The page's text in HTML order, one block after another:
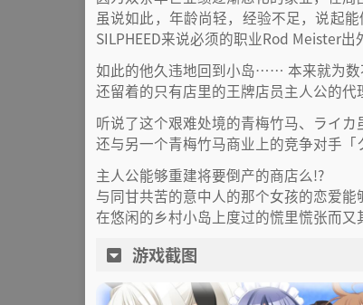
虽说如此，年龄尚轻，经验不足，说起
SILPHEED来说必须的职业Rod Meister出
如此的他久违地回到小岛…… 本来就为数
还留着的只有店里的王牌店员主人公的
听说了这个艰难处境的青梅竹马、ライカ
还与另一个青梅竹马商业上的竞争对手
主人公能够重建将要倒产的商店么!?
与同甘共苦的意中人的那个女孩的恋爱能
在悠闲的乡村小岛上度过的慌里慌张而
游戏截图